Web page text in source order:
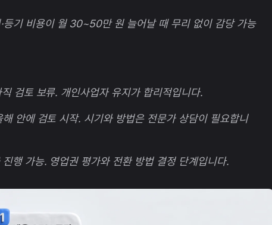
등기 비용이 월 30~50만 원 늘어날 때 무리 없이 감당 가능
검토 보류. 개인사업자 유지가 합리적입니다.
안에 검토 시작. 시기와 방법은 전문가 상담이 필요합니
행 가능. 영업권 평가와 전환 방법 결정 단계입니다.